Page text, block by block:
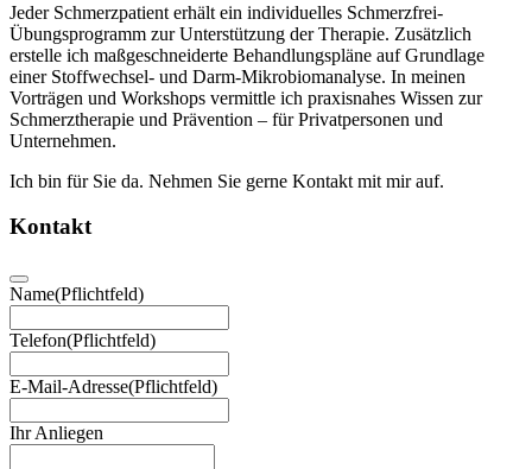
Jeder Schmerzpatient erhält ein individuelles Schmerzfrei-
Übungsprogramm zur Unterstützung der Therapie. Zusätzlich
erstelle ich maßgeschneiderte Behandlungspläne auf Grundlage
einer Stoffwechsel- und Darm-Mikrobiomanalyse. In meinen
Vorträgen und Workshops vermittle ich praxisnahes Wissen zur
Schmerztherapie und Prävention – für Privatpersonen und
Unternehmen.
Ich bin für Sie da. Nehmen Sie gerne Kontakt mit mir auf.
Kontakt
Name(Pflichtfeld)
Telefon(Pflichtfeld)
E-Mail-Adresse(Pflichtfeld)
Ihr Anliegen